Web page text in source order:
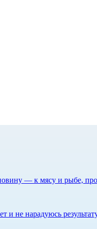
— к мясу и рыбе,
не нарадуюсь